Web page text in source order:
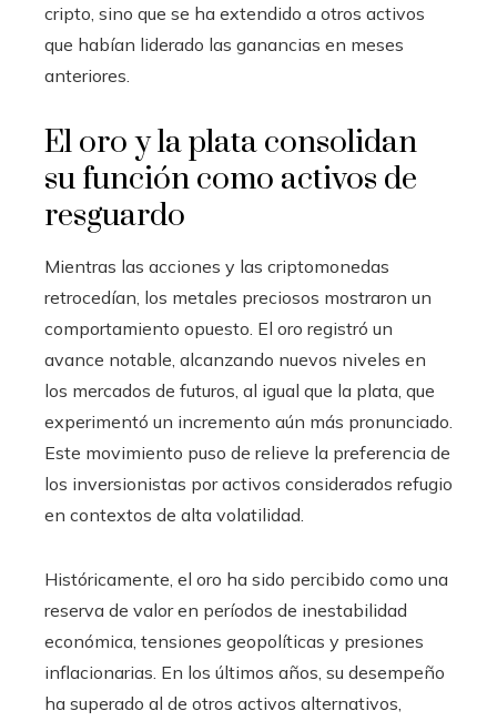
cripto, sino que se ha extendido a otros activos
que habían liderado las ganancias en meses
anteriores.
El oro y la plata consolidan
su función como activos de
resguardo
Mientras las acciones y las criptomonedas
retrocedían, los metales preciosos mostraron un
comportamiento opuesto. El oro registró un
avance notable, alcanzando nuevos niveles en
los mercados de futuros, al igual que la plata, que
experimentó un incremento aún más pronunciado.
Este movimiento puso de relieve la preferencia de
los inversionistas por activos considerados refugio
en contextos de alta volatilidad.
Históricamente, el oro ha sido percibido como una
reserva de valor en períodos de inestabilidad
económica, tensiones geopolíticas y presiones
inflacionarias. En los últimos años, su desempeño
ha superado al de otros activos alternativos,